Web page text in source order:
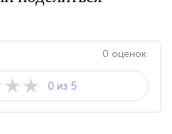
★ ★ 0 из 5
0 оценок